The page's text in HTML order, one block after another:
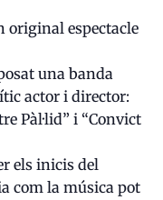
original espectacle
una banda
actor i director:
Pàl·lid” i “Convict
els inicis del
com la música pot